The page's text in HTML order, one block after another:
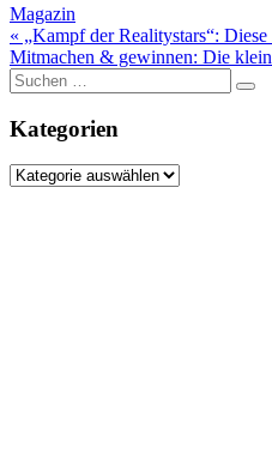
Magazin
Beitragsnavigation
« „Kampf der Realitystars“:
Mitmachen & gewinnen: Die
Suche
nach:
Kategorien
Kategorien